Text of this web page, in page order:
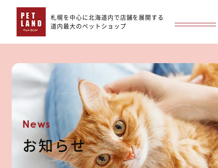
札幌を中心に北海道内で店舗を展開する
道内最大のペットショップ
News
お知らせ